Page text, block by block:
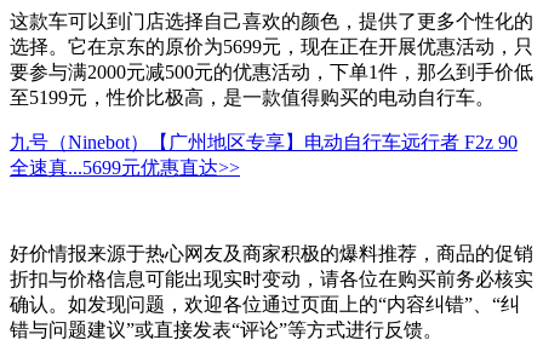
这款车可以到门店选择自己喜欢的颜色，提供了更多个性化的
选择。它在京东的原价为5699元，现在正在开展优惠活动，只
要参与满2000元减500元的优惠活动，下单1件，那么到手价低
至5199元，性价比极高，是一款值得购买的电动自行车。
九号（Ninebot）【广州地区专享】电动自行车远行者 F2z 90
全速真...5699元优惠直达>>
好价情报来源于热心网友及商家积极的爆料推荐，商品的促销
折扣与价格信息可能出现实时变动，请各位在购买前务必核实
确认。如发现问题，欢迎各位通过页面上的“内容纠错”、“纠
错与问题建议”或直接发表“评论”等方式进行反馈。